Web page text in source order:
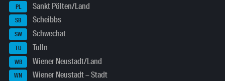
PL Sankt Pölten/Land
SB Scheibbs
SW Schwechat
TU Tulln
WB Wiener Neustadt/Land
WN Wiener Neustadt – Stadt